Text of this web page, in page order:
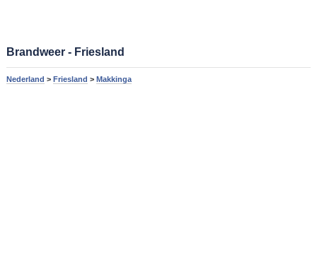
Brandweer - Friesland
Nederland > Friesland > Makkinga